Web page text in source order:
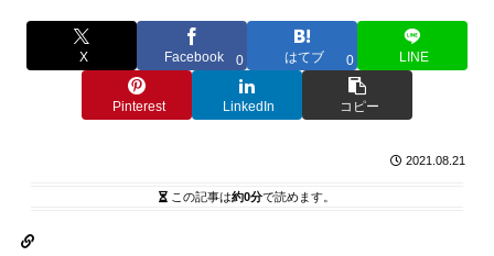
X Facebook 0 はてブ 0 LINE
Pinterest LinkedIn コピー
2021.08.21
この記事は約0分で読めます。